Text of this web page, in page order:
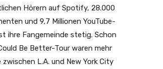
Hörern auf Spotify, 28.000
und 9,7 Millionen YouTube-
ihre Fangemeinde stetig. Schon
Be Better-Tour waren mehr
L.A. und New York City